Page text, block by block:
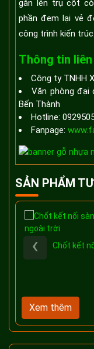
gắn lên trụ cột
phần đem lại vẻ
công trình kiến trúc.
Thông tin liên
Công ty TNHH
Văn phòng đại
Bến Thành
Hotline:
Fanpage:
SẢN PHẨM
Chốt kết
‹
Xem thêm